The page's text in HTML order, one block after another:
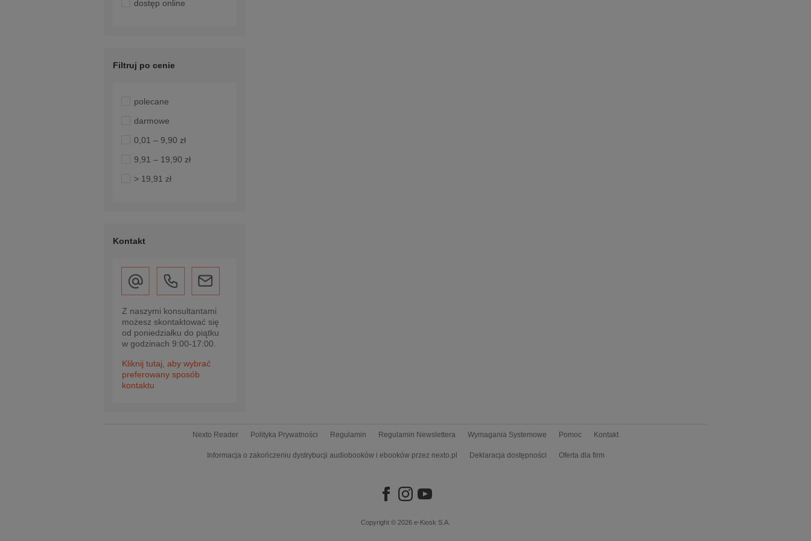
dostęp online
Filtruj po cenie
polecane
darmowe
0,01 – 9,90 zł
9,91 – 19,90 zł
> 19,91 zł
Kontakt
Z naszymi konsultantami
możesz skontaktować się
od poniedziałku do piątku
w godzinach 9:00-17:00.
Kliknij tutaj, aby wybrać
preferowany sposób
kontaktu
Nexto Reader Polityka Prywatności Regulamin Regulamin Newslettera Wymagania Systemowe Pomoc Kontakt
Informacja o zakończeniu dystrybucji audiobooków i ebooków przez nexto.pl Deklaracja dostępności Oferta dla firm
Copyright © 2026 e-Kiosk S.A.